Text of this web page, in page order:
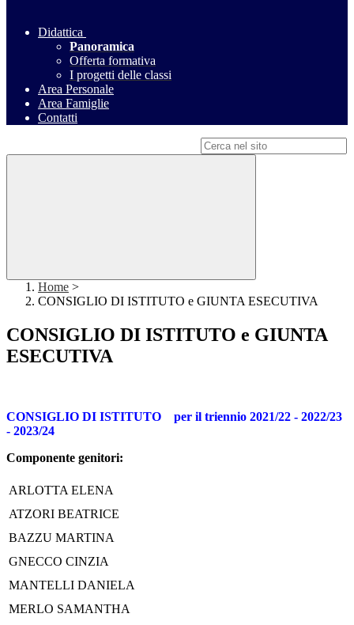
Didattica
Panoramica
Offerta formativa
I progetti delle classi
Area Personale
Area Famiglie
Contatti
Home >
CONSIGLIO DI ISTITUTO e GIUNTA ESECUTIVA
CONSIGLIO DI ISTITUTO e GIUNTA
ESECUTIVA
CONSIGLIO DI ISTITUTO per il triennio 2021/22 - 2022/23
- 2023/24
Componente genitori:
ARLOTTA ELENA
ATZORI BEATRICE
BAZZU MARTINA
GNECCO CINZIA
MANTELLI DANIELA
MERLO SAMANTHA